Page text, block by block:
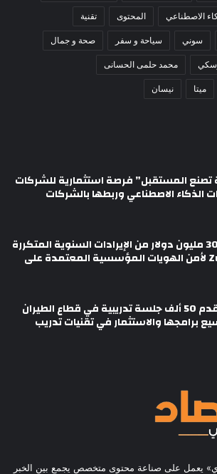
الاصطناعي المحتوى تقنية
سوني سياحة و سفر صحة و جمال
محمد حلمى الحسانى
ميتا نيسان
المستقبل” فرصة استثمارية للشركات
الذكاء الاصطناعي وربطها بالشركات
سافيينت تتجاوز 300 مليون دولار من الإيرادات السنوية المتكررة
وتطلق منصة Zuma لأمن الهويات المؤسسية المعتمدة على
دلسكو للتعهيد تقدم 50 ألف جلسة تدريبية في قطاع الطيران
برامجها والاستثمار في تقنيات تدريب
يعمل على صناعة محتوى متخصص يجمع بين الخبر